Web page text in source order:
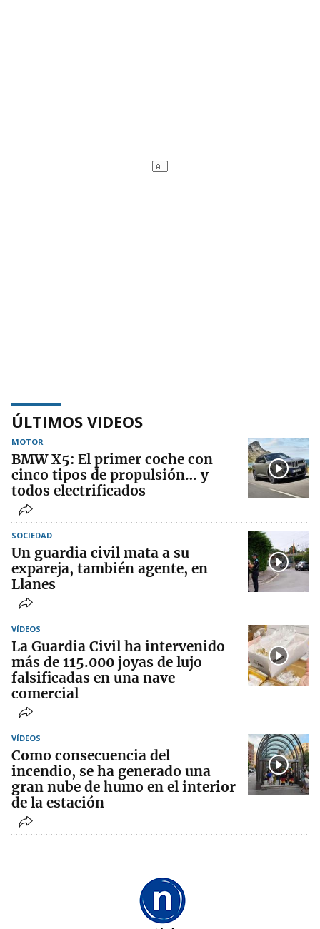
ÚLTIMOS VIDEOS
MOTOR
BMW X5: El primer coche con
cinco tipos de propulsión… y
todos electrificados
SOCIEDAD
Un guardia civil mata a su
expareja, también agente, en
Llanes
VÍDEOS
La Guardia Civil ha intervenido
más de 115.000 joyas de lujo
falsificadas en una nave
comercial
VÍDEOS
Como consecuencia del
incendio, se ha generado una
gran nube de humo en el interior
de la estación